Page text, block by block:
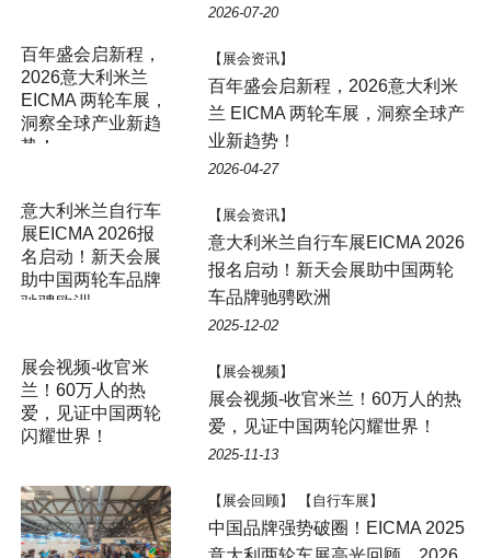
2026-07-20
百年盛会启新程，
2026意大利米兰
EICMA 两轮车展，
洞察全球产业新趋
势！
【展会资讯】
百年盛会启新程，2026意大利米
兰 EICMA 两轮车展，洞察全球产
业新趋势！
2026-04-27
意大利米兰自行车
展EICMA 2026报
名启动！新天会展
助中国两轮车品牌
驰骋欧洲 ​
【展会资讯】
意大利米兰自行车展EICMA 2026
报名启动！新天会展助中国两轮
车品牌驰骋欧洲 ​
2025-12-02
展会视频-收官米
兰！60万人的热
爱，见证中国两轮
闪耀世界！
【展会视频】
展会视频-收官米兰！60万人的热
爱，见证中国两轮闪耀世界！
2025-11-13
【展会回顾】 【自行车展】
中国品牌强势破圈！EICMA 2025